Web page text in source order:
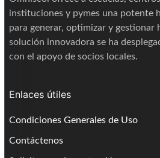
instituciones y pymes una potente
para generar, optimizar y gestionar
solución innovadora se ha
con el apoyo de socios locales.
Enlaces útiles
Condiciones Generales de Uso
Contáctenos